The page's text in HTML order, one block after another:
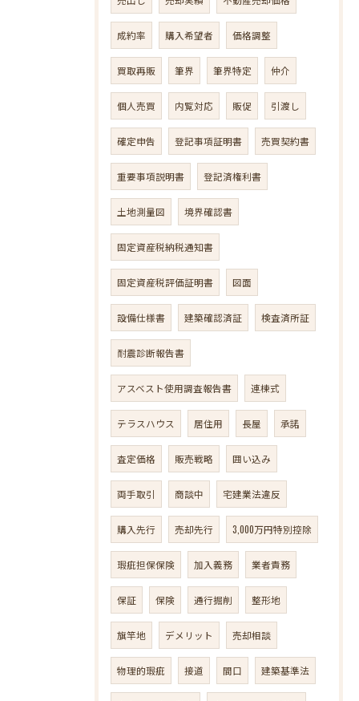
成約率 購入希望者 価格調整
買取再販 筆界 筆界特定 仲介
個人売買 内覧対応 販促 引渡し
確定申告 登記事項証明書 売買契約書
重要事項説明書 登記済権利書
土地測量図 境界確認書
固定資産税納税通知書
固定資産税評価証明書 図面
設備仕様書 建築確認済証 検査済所証
耐震診断報告書
アスベスト使用調査報告書 連棟式
テラスハウス 居住用 長屋 承諾
査定価格 販売戦略 囲い込み
両手取引 商談中 宅建業法違反
購入先行 売却先行 3,000万円特別控除
瑕疵担保保険 加入義務 業者責務
保証 保険 通行掘削 整形地
旗竿地 デメリット 売却相談
物理的瑕疵 接道 間口 建築基準法